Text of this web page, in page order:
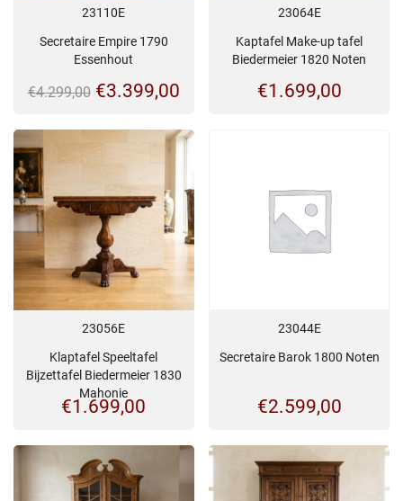
23110E
Secretaire Empire 1790
Essenhout
€4.299,00 Oorspronkelijke
was:
€3.399,00Huidige
is:
23064E
Kaptafel Make-up tafel
Biedermeier 1820 Noten
€1.699,00
23056E
Klaptafel Speeltafel
Bijzettafel Biedermeier 1830
Mahonie
€1.699,00
23044E
Secretaire Barok 1800 Noten
€2.599,00